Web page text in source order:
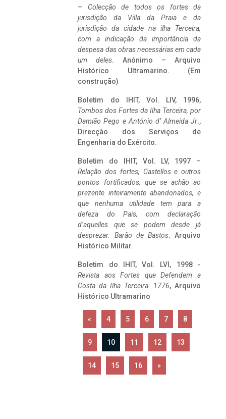
– Colecção de todos os fortes da
jurisdição da Villa da Praia e da
jurisdição da cidade na ilha Terceira,
com a indicação da importância da
despesa das obras necessárias em cada
um deles. Anónimo – Arquivo
Histórico Ultramarino. (Em
construção)
Boletim do IHIT, Vol. LIV, 1996,
Tombos dos Fortes da Ilha Terceira, por
Damião Pego e António d’ Almeida Jr.,
Direcção dos Serviços de
Engenharia do Exército.
Boletim do IHIT, Vol. LV, 1997 –
Relação dos fortes, Castellos e outros
pontos fortificados, que se achão ao
prezente inteiramente abandonados, e
que nenhuma utilidade tem para a
defeza do Pais, com declaração
d’aquelles que se podem desde já
desprezar. Barão de Bastos. Arquivo
Histórico Militar.
Boletim do IHIT, Vol. LVI, 1998 -
Revista aos Fortes que Defendem a
Costa da Ilha Terceira- 1776, Arquivo
Histórico Ultramarino
« 4 5 6 7 8
9 10 11 12 13
14 15 16 »